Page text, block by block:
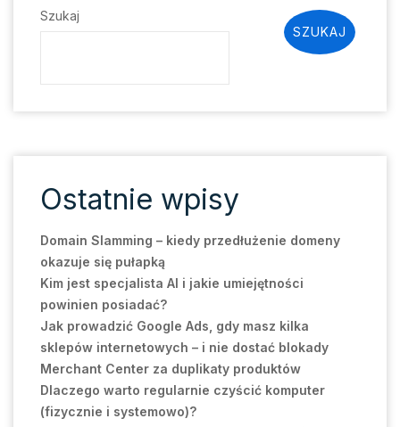
Szukaj
SZUKAJ
Ostatnie wpisy
Domain Slamming – kiedy przedłużenie domeny
okazuje się pułapką
Kim jest specjalista AI i jakie umiejętności
powinien posiadać?
Jak prowadzić Google Ads, gdy masz kilka
sklepów internetowych – i nie dostać blokady
Merchant Center za duplikaty produktów
Dlaczego warto regularnie czyścić komputer
(fizycznie i systemowo)?